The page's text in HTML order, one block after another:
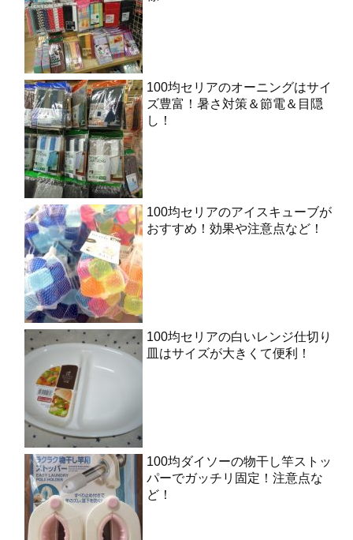
100均セリアのオーニングはサイ
ズ豊富！暑さ対策＆節電＆目隠
し！
100均セリアのアイスキューブが
おすすめ！効果や注意点など！
100均セリアの白いレンジ仕切り
皿はサイズが大きくて便利！
100均ダイソーの物干し竿ストッ
パーでガッチリ固定！注意点な
ど！